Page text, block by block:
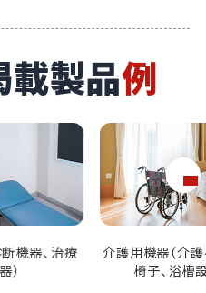
載製品例
護ベッド、車
設備）
医療用消耗品（医
手術用手袋、